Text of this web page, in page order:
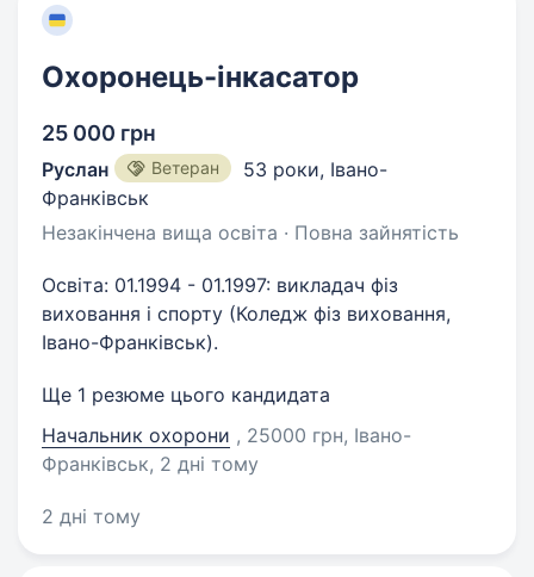
Охоронець-інкасатор
25 000 грн
Руслан Ветеран 53 роки, Івано-
Франківськ
Незакінчена вища освіта · Повна зайнятість
Освіта: 01.1994 - 01.1997: викладач фіз
виховання і спорту (Коледж фіз виховання,
Івано-Франківськ).
Ще 1 резюме цього кандидата
Начальник охорони , 25000 грн, Івано-
Франківськ, 2 дні тому
2 дні тому